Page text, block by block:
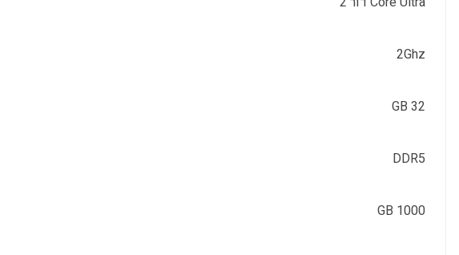
2Ghz
32 GB
DDR5
1000 GB